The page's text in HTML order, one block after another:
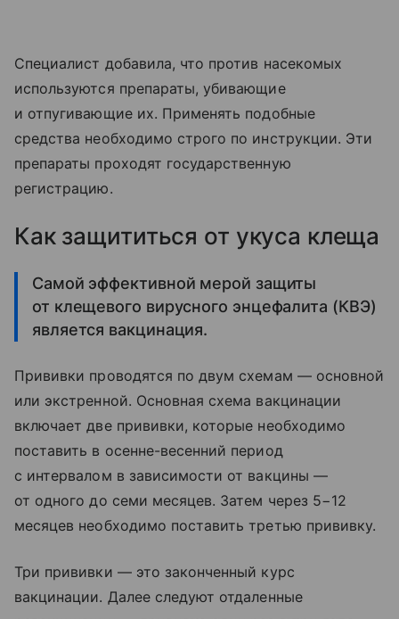
Специалист добавила, что против насекомых
используются препараты, убивающие
и отпугивающие их. Применять подобные
средства необходимо строго по инструкции. Эти
препараты проходят государственную
регистрацию.
Как защититься от укуса клеща
Самой эффективной мерой защиты
от клещевого вирусного энцефалита (КВЭ)
является вакцинация.
Прививки проводятся по двум схемам — основной
или экстренной. Основная схема вакцинации
включает две прививки, которые необходимо
поставить в осенне-весенний период
с интервалом в зависимости от вакцины —
от одного до семи месяцев. Затем через 5−12
месяцев необходимо поставить третью прививку.
Три прививки — это законченный курс
вакцинации. Далее следуют отдаленные